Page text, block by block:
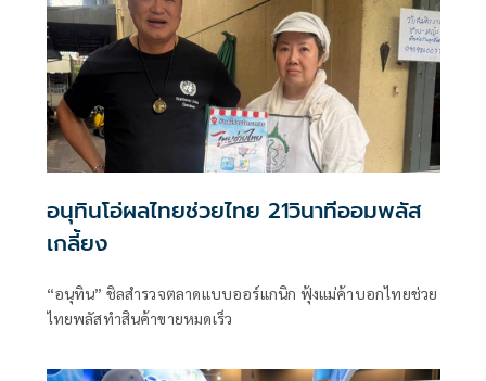
อนุทินโอ่ผลไทยช่วยไทย 21วินาทีออมพลัส
เกลี้ยง
“อนุทิน” ชิลสำรวจตลาดแบบออร์แกนิก ฟุ้งแม่ค้าบอกไทยช่วย
ไทยพลัสทำสินค้าขายหมดเร็ว